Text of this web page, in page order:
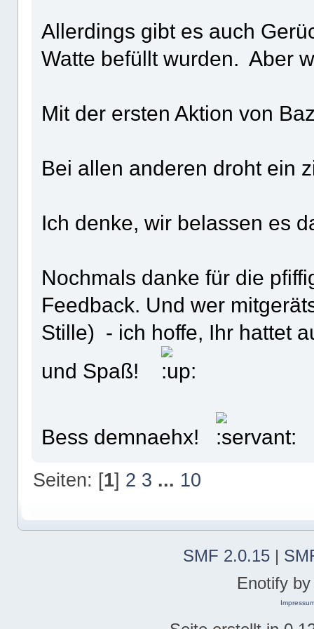
Allerdings gibt es auch
Watte befüllt wurden. Aber
Mit der ersten Aktion von
Bei allen anderen droht ein
Ich denke, wir belassen es
Nochmals danke für die
Feedback. Und wer
Stille) - ich hoffe, Ihr hattet
und Spaß!
Bess demnaehx!
Seiten: [1] 2 3 ... 10
SMF 2.0.15 |
Enotify